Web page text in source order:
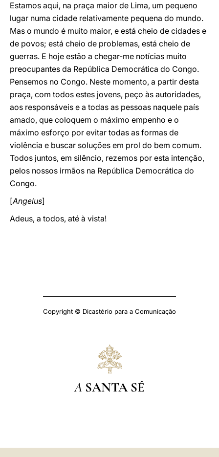
Estamos aqui, na praça maior de Lima, um pequeno
lugar numa cidade relativamente pequena do mundo.
Mas o mundo é muito maior, e está cheio de cidades e
de povos; está cheio de problemas, está cheio de
guerras. E hoje estão a chegar-me notícias muito
preocupantes da República Democrática do Congo.
Pensemos no Congo. Neste momento, a partir desta
praça, com todos estes jovens, peço às autoridades,
aos responsáveis e a todas as pessoas naquele país
amado, que coloquem o máximo empenho e o
máximo esforço por evitar todas as formas de
violência e buscar soluções em prol do bem comum.
Todos juntos, em silêncio, rezemos por esta intenção,
pelos nossos irmãos na República Democrática do
Congo.
[Angelus]
Adeus, a todos, até à vista!
Copyright © Dicastério para a Comunicação
A SANTA SÉ